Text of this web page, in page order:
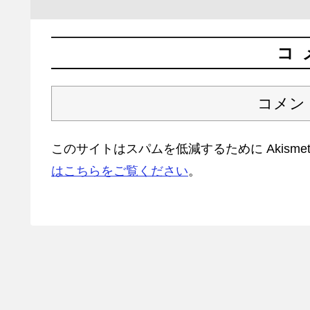
コ
コメン
このサイトはスパムを低減するために
はこちらをご覧ください。